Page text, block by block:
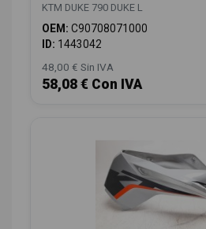
KTM DUKE 790 DUKE L
OEM: C90708071000
ID: 1443042
48,00 € Sin IVA
58,08 € Con IVA